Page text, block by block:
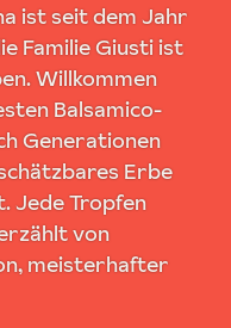
ist seit dem Jahr
Familie Giusti ist
Willkommen
Balsamico-
Generationen
Erbe
Jede Tropfen
von
meisterhafter